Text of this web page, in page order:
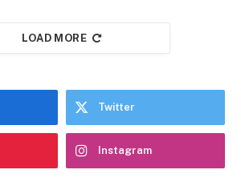
LOAD MORE
Twitter
Instagram